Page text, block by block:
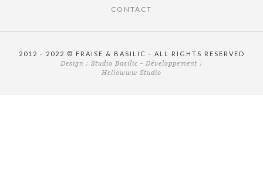
CONTACT
2012 - 2022 © FRAISE & BASILIC - ALL RIGHTS RESERVED
Design : Studio Basilic - Développement :
Hellowww Studio